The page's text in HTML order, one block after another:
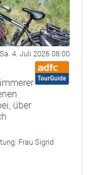
Sa. 4. Juli 2026 08:00
über
Frau Sigrid